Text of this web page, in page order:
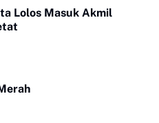
Lolos Masuk Akmil